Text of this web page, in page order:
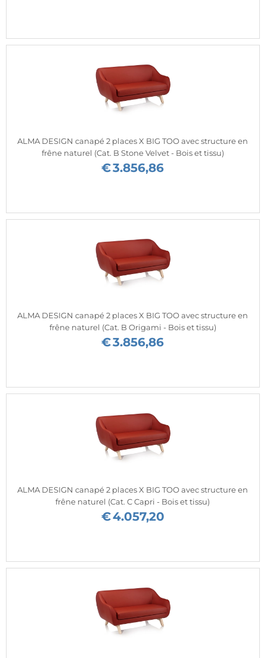
ALMA DESIGN canapé 2 places X BIG TOO avec structure en
frêne naturel (Cat. B Stone Velvet - Bois et tissu)
€3.856,86
ALMA DESIGN canapé 2 places X BIG TOO avec structure en
frêne naturel (Cat. B Origami - Bois et tissu)
€3.856,86
ALMA DESIGN canapé 2 places X BIG TOO avec structure en
frêne naturel (Cat. C Capri - Bois et tissu)
€4.057,20